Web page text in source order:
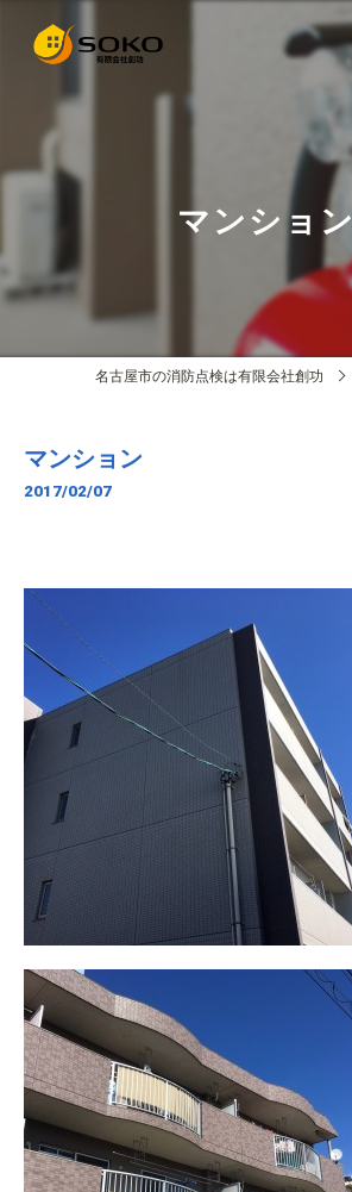
マンション
名古屋市の消防点検は有限会社創功
マンション
2017/02/07